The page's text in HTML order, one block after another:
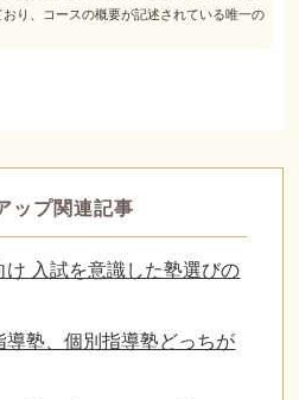
り、コースの概要が記述されている唯一の
ップ関連記事
け 入試を意識した塾選びの
導塾、個別指導塾どっちが